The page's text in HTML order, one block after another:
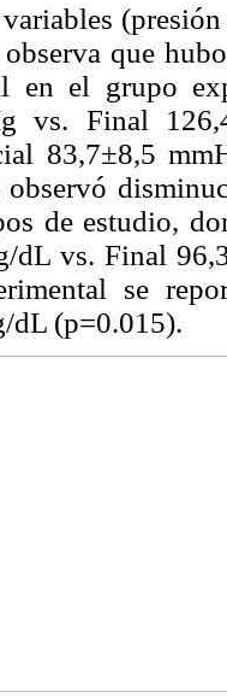
observa que
en el grupo
vs. Final
83,7±8,5
observó
de estudio,
dL vs. Final
se
dL (p=0.015).